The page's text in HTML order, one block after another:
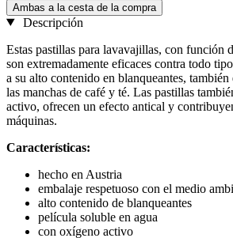
Ambas a la cesta de la compra
Descripción
Estas pastillas para lavavajillas, con función
son extremadamente eficaces contra todo
a su alto contenido en blanqueantes,
las manchas de café y té. Las pastillas
activo, ofrecen un efecto antical y
máquinas.
Características:
hecho en Austria
embalaje respetuoso con el medio
alto contenido de blanqueantes
película soluble en agua
con oxígeno activo